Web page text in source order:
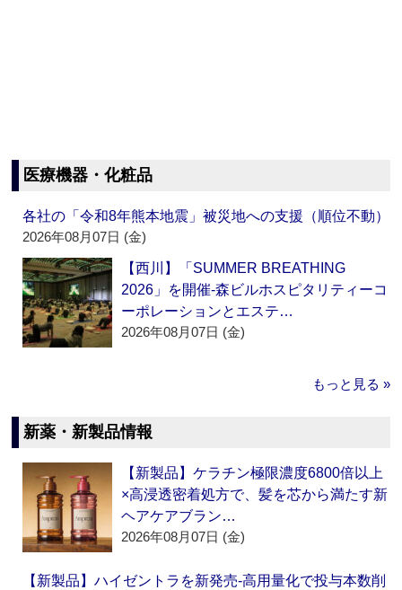
医療機器・化粧品
各社の「令和8年熊本地震」被災地への支援（順位不動）
2026年08月07日 (金)
【西川】「SUMMER BREATHING
2026」を開催‐森ビルホスピタリティーコ
ーポレーションとエステ…
2026年08月07日 (金)
もっと見る »
新薬・新製品情報
【新製品】ケラチン極限濃度6800倍以上
×高浸透密着処方で、髪を芯から満たす新
ヘアケアブラン…
2026年08月07日 (金)
【新製品】ハイゼントラを新発売‐高用量化で投与本数削